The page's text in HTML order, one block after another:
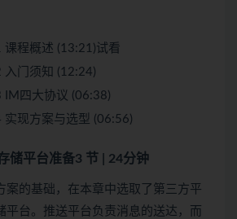
课程概述 (13:21)试看
入门须知 (12:24)
IM四大协议 (06:38)
实现方案与选型 (06:56)
储平台准备3 节 | 24分钟
案的基础，在本章中选取了第三方平
平台。推送平台负责消息的送达，而